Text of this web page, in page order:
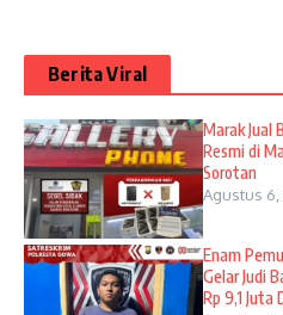
Berita Viral
​Marak Jual
Resmi di
Sorotan
Agustus 6,
Enam
Gelar Judi
Rp 9,1 Juta